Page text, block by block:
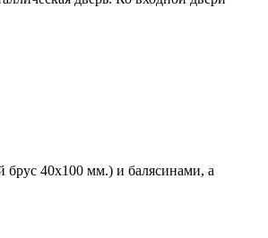
брус 40х100 мм.) и балясинами, а